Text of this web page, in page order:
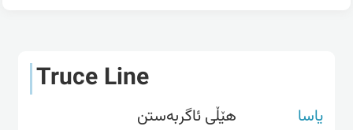
Truce Line
یاسا هێڵی ئاگربەستن